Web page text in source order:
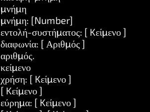
[Number]
συστήματος: [ Kείμενο ]
[ Αριθμός ]
[ Kείμενο ]
]
[ Kείμενο ]